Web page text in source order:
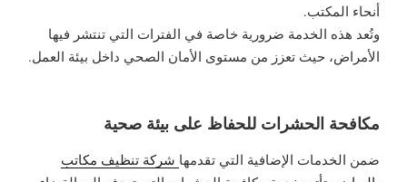
أنحاء المكتب.
وتُعد هذه الخدمة ضرورية خاصة في الفترات التي تنتشر فيها
الأمراض، حيث تعزز من مستوى الأمان الصحي داخل بيئة العمل.
مكافحة الحشرات للحفاظ على بيئة صحية
ضمن الخدمات الإضافية التي تقدمها شركة تنظيف مكاتب